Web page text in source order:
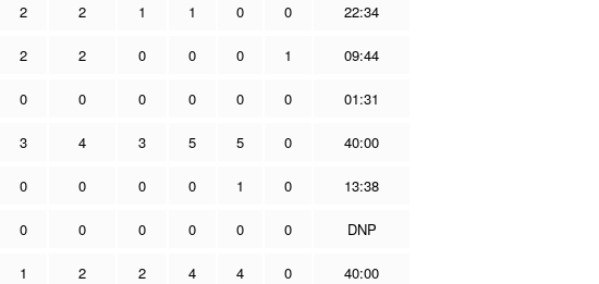
2 2 1 1 0 0 22:34
2 2 0 0 0 1 09:44
0 0 0 0 0 0 01:31
3 4 3 5 5 0 40:00
0 0 0 0 1 0 13:38
0 0 0 0 0 0 DNP
1 2 2 4 4 0 40:00